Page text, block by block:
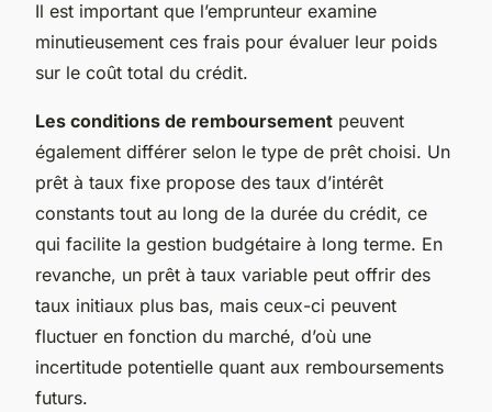
Il est important que l’emprunteur examine
minutieusement ces frais pour évaluer leur poids
sur le coût total du crédit.
Les conditions de remboursement peuvent
également différer selon le type de prêt choisi. Un
prêt à taux fixe propose des taux d’intérêt
constants tout au long de la durée du crédit, ce
qui facilite la gestion budgétaire à long terme. En
revanche, un prêt à taux variable peut offrir des
taux initiaux plus bas, mais ceux-ci peuvent
fluctuer en fonction du marché, d’où une
incertitude potentielle quant aux remboursements
futurs.